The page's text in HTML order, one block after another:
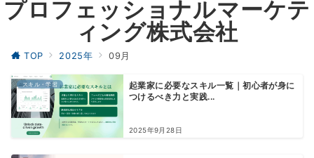
プロフェッショナルマーケテ
ィング株式会社
TOP 2025年 09月
スキル・学習
起業家に必要なスキル一覧｜初心者が身に
つけるべき力と実践...
2025年9月28日